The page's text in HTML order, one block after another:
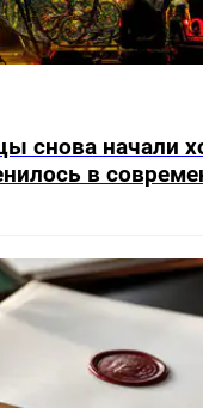
снова начали
в